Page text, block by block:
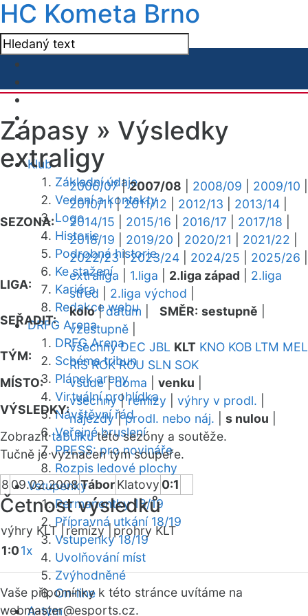
HC Kometa Brno
Klub
Základní údaje
Vedení a kontakty
Logo
Historie
Podrobná historie
Ke stažení
Kariéra
Redakce webu
DRFG Arena
DRFG Arena
Schéma tribun
Plánek areny
Virtuální prohlídka
Návštěvní řád
Veřejné bruslení
PRESS: pro novináře
Rozpis ledové plochy
Vstupenky
Permanentky 18/19
Přípravná utkání 18/19
Vstupenky 18/19
Uvolňování míst
Zvýhodněné
On-line
A-tým
Zápasy » Výsledky
extraligy
SEZONA:
2006/07|2007/08 2008/09 2009/10
2010/11|2011/12 2012/13 2013/14
2014/15
2015/16 2016/17 2017/18
2018/19
2019/20 2020/21 2021/22
2022/23|2023/24 2024/25 2025/26
LIGA:
extraliga 1.liga 2.liga západ
2.liga
střed
2.liga východ
SEŘADIT:
kolo|datum SMĚR: sestupně
vzestupně
TÝM:
všechny DEC JBL KLT KNO KOB LTM MEL
RIS ROK ROU SLN SOK
MÍSTO:
všude|doma venku
VÝSLEDKY:
všechny|remízy výhry v prodl.
nájezdy|prodl. nebo náj. s nulou
Zobrazittabulkutéto sezóny a soutěže.
Tučně je vyznačen tým soupeře.
8 09.02.2008TáborKlatovy 0:1
Četnost výsledků
výhry KLT |remízy | prohry KLT
1:01x
Vaše připomínky k této stránce uvítáme na
webmaster@esports.cz.